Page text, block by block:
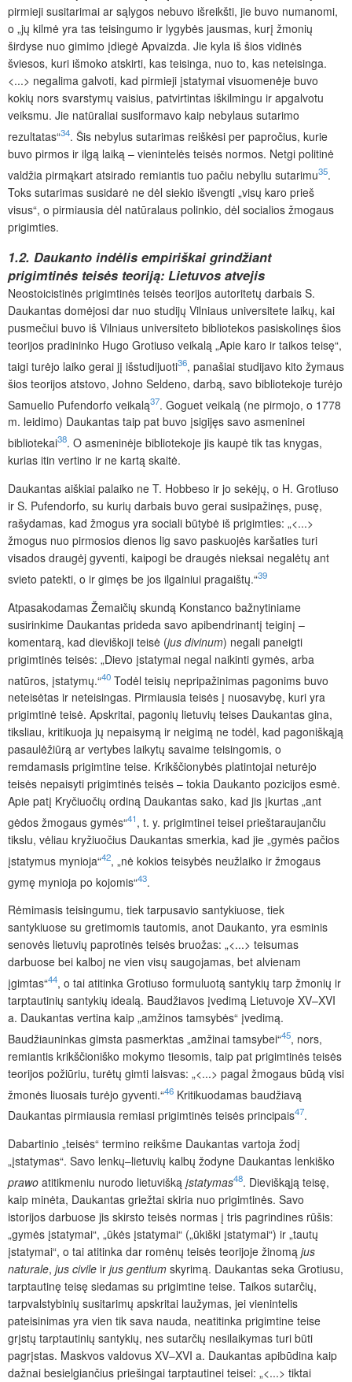
pirmieji susitarimai ar sąlygos nebuvo išreikšti, jie buvo numanomi,
o „jų kilmė yra tas teisingumo ir lygybės jausmas, kurį žmonių
širdyse nuo gimimo įdiegė Apvaizda. Jie kyla iš šios vidinės
šviesos, kuri išmoko atskirti, kas teisinga, nuo to, kas neteisinga.
<...> negalima galvoti, kad pirmieji įstatymai visuomenėje buvo
kokių nors svarstymų vaisius, patvirtintas iškilmingu ir apgalvotu
veiksmu. Jie natūraliai susiformavo kaip nebylaus sutarimo
rezultatas“34. Šis nebylus sutarimas reiškėsi per papročius, kurie
buvo pirmos ir ilgą laiką – vienintelės teisės normos. Netgi politinė
valdžia pirmąkart atsirado remiantis tuo pačiu nebyliu sutarimu35.
Toks sutarimas susidarė ne dėl siekio išvengti „visų karo prieš
visus“, o pirmiausia dėl natūralaus polinkio, dėl socialios žmogaus
prigimties.
1.2. Daukanto indėlis empiriškai grindžiant
prigimtinės teisės teoriją: Lietuvos atvejis
Neostoicistinės prigimtinės teisės teorijos autoritetų darbais S.
Daukantas domėjosi dar nuo studijų Vilniaus universitete laikų, kai
pusmečiui buvo iš Vilniaus universiteto bibliotekos pasiskolinęs šios
teorijos pradininko Hugo Grotiuso veikalą „Apie karo ir taikos teisę“,
taigi turėjo laiko gerai jį išstudijuoti36, panašiai studijavo kito žymaus
šios teorijos atstovo, Johno Seldeno, darbą, savo bibliotekoje turėjo
Samuelio Pufendorfo veikalą37. Goguet veikalą (ne pirmojo, o 1778
m. leidimo) Daukantas taip pat buvo įsigijęs savo asmeninei
bibliotekai38. O asmeninėje bibliotekoje jis kaupė tik tas knygas,
kurias itin vertino ir ne kartą skaitė.
Daukantas aiškiai palaiko ne T. Hobbeso ir jo sekėjų, o H. Grotiuso
ir S. Pufendorfo, su kurių darbais buvo gerai susipažinęs, pusę,
rašydamas, kad žmogus yra sociali būtybė iš prigimties: „<...>
žmogus nuo pirmosios dienos lig savo paskuojės karšaties turi
visados draugėj gyventi, kaipogi be draugės nieksai negalėtų ant
svieto patekti, o ir gimęs be jos ilgainiui pragaištų.“39
Atpasakodamas Žemaičių skundą Konstanco bažnytiniame
susirinkime Daukantas prideda savo apibendrinantį teiginį –
komentarą, kad dieviškoji teisė (jus divinum) negali paneigti
prigimtinės teisės: „Dievo įstatymai negal naikinti gymės, arba
natūros, įstatymų.“40 Todėl teisių nepripažinimas pagonims buvo
neteisėtas ir neteisingas. Pirmiausia teisės į nuosavybę, kuri yra
prigimtinė teisė. Apskritai, pagonių lietuvių teises Daukantas gina,
tiksliau, kritikuoja jų nepaisymą ir neigimą ne todėl, kad pagoniškąją
pasaulėžiūrą ar vertybes laikytų savaime teisingomis, o
remdamasis prigimtine teise. Krikščionybės platintojai neturėjo
teisės nepaisyti prigimtinės teisės – tokia Daukanto pozicijos esmė.
Apie patį Kryčiuočių ordiną Daukantas sako, kad jis įkurtas „ant
gėdos žmogaus gymės“41, t. y. prigimtinei teisei prieštaraujančiu
tikslu, vėliau kryžiuočius Daukantas smerkia, kad jie „gymės pačios
įstatymus mynioja“42, „nė kokios teisybės neužlaiko ir žmogaus
gymę mynioja po kojomis“43.
Rėmimasis teisingumu, tiek tarpusavio santykiuose, tiek
santykiuose su gretimomis tautomis, anot Daukanto, yra esminis
senovės lietuvių paprotinės teisės bruožas: „<...> teisumas
darbuose bei kalboj ne vien visų saugojamas, bet alvienam
įgimtas“44, o tai atitinka Grotiuso formuluotą santykių tarp žmonių ir
tarptautinių santykių idealą. Baudžiavos įvedimą Lietuvoje XV–XVI
a. Daukantas vertina kaip „amžinos tamsybės“ įvedimą.
Baudžiauninkas gimsta pasmerktas „amžinai tamsybei“45, nors,
remiantis krikščioniško mokymo tiesomis, taip pat prigimtinės teisės
teorijos požiūriu, turėtų gimti laisvas: „<...> pagal žmogaus būdą visi
žmonės liuosais turėjo gyventi.“46 Kritikuodamas baudžiavą
Daukantas pirmiausia remiasi prigimtinės teisės principais47.
Dabartinio „teisės“ termino reikšme Daukantas vartoja žodį
„įstatymas“. Savo lenkų–lietuvių kalbų žodyne Daukantas lenkiško
prawo atitikmeniu nurodo lietuvišką įstatymas48. Dieviškąją teisę,
kaip minėta, Daukantas griežtai skiria nuo prigimtinės. Savo
istorijos darbuose jis skirsto teisės normas į tris pagrindines rūšis:
„gymės įstatymai“, „ūkės įstatymai“ („ūkiški įstatymai“) ir „tautų
įstatymai“, o tai atitinka dar romėnų teisės teorijoje žinomą jus
naturale, jus civile ir jus gentium skyrimą. Daukantas seka Grotiusu,
tarptautinę teisę siedamas su prigimtine teise. Taikos sutarčių,
tarpvalstybinių susitarimų apskritai laužymas, jei vienintelis
pateisinimas yra vien tik sava nauda, neatitinka prigimtine teise
grįstų tarptautinių santykių, nes sutarčių nesilaikymas turi būti
pagrįstas. Maskvos valdovus XV–XVI a. Daukantas apibūdina kaip
dažnai besielgiančius priešingai tarptautinei teisei: „<...> tiktai